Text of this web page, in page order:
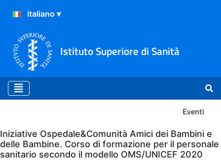
Istituto Superiore di Sanità
Eventi
Eventi
Iniziative Ospedale&Comunità Amici dei Bambini e
delle Bambine. Corso di formazione per il personale
sanitario secondo il modello OMS/UNICEF 2020